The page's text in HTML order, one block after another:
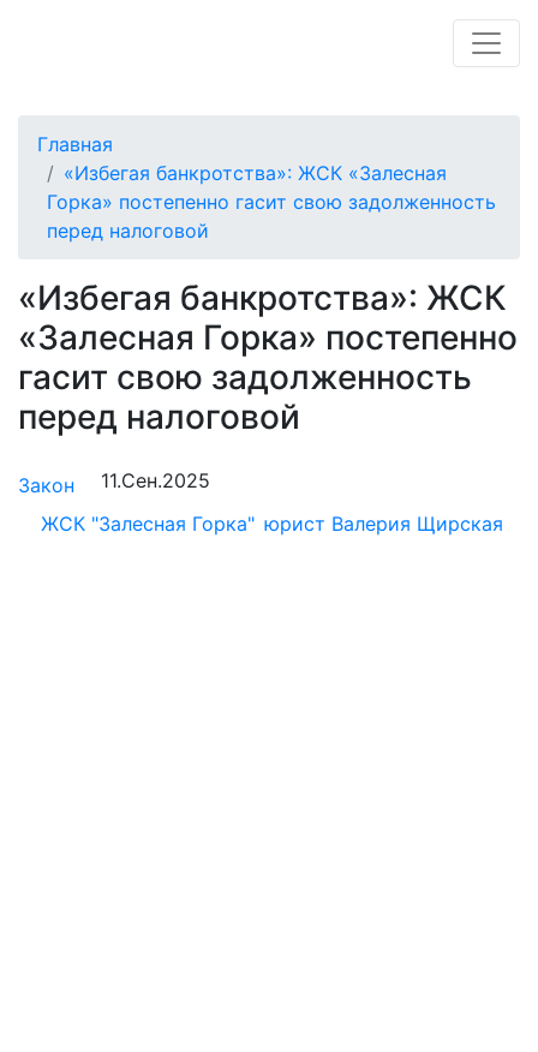
Главная
«Избегая банкротства»: ЖСК «Залесная
Горка» постепенно гасит свою задолженность
перед налоговой
«Избегая банкротства»: ЖСК
«Залесная Горка» постепенно
гасит свою задолженность
перед налоговой
Закон
11.Сен.2025
ЖСК "Залесная Горка" юрист Валерия Щирская